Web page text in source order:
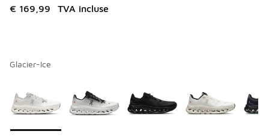
€ 169,99 TVA incluse
Glacier-Ice